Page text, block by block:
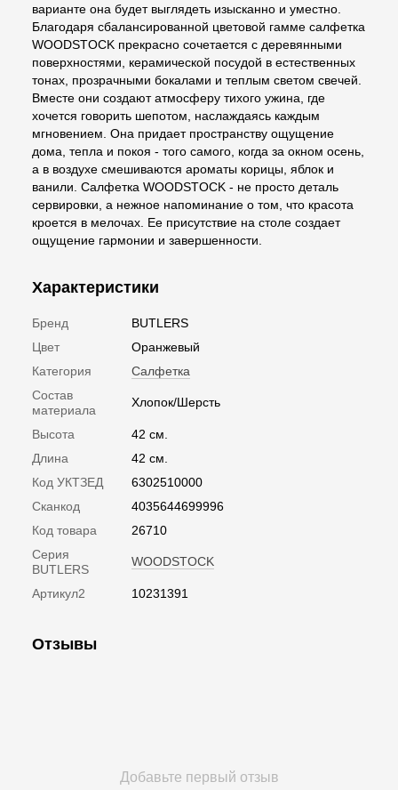
варианте она будет выглядеть изысканно и уместно.
Благодаря сбалансированной цветовой гамме салфетка
WOODSTOCK прекрасно сочетается с деревянными
поверхностями, керамической посудой в естественных
тонах, прозрачными бокалами и теплым светом свечей.
Вместе они создают атмосферу тихого ужина, где
хочется говорить шепотом, наслаждаясь каждым
мгновением. Она придает пространству ощущение
дома, тепла и покоя - того самого, когда за окном осень,
а в воздухе смешиваются ароматы корицы, яблок и
ванили. Салфетка WOODSTOCK - не просто деталь
сервировки, а нежное напоминание о том, что красота
кроется в мелочах. Ее присутствие на столе создает
ощущение гармонии и завершенности.
Характеристики
Бренд
BUTLERS
Цвет
Оранжевый
Категория
Салфетка
Состав
материала
Хлопок/Шерсть
Высота
42 см.
Длина
42 см.
Код УКТЗЕД
6302510000
Сканкод
4035644699996
Код товара
26710
Серия
BUTLERS
WOODSTOCK
Артикул2 10231391
Отзывы
Добавьте первый отзыв